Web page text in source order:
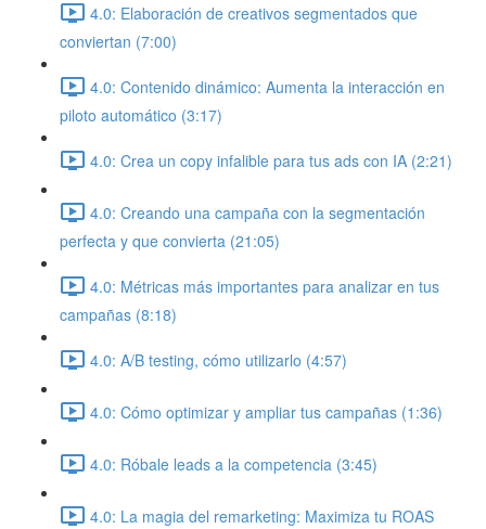
4.0: Elaboración de creativos segmentados que
conviertan (7:00)
4.0: Contenido dinámico: Aumenta la interacción en
piloto automático (3:17)
4.0: Crea un copy infalible para tus ads con IA (2:21)
4.0: Creando una campaña con la segmentación
perfecta y que convierta (21:05)
4.0: Métricas más importantes para analizar en tus
campañas (8:18)
4.0: A/B testing, cómo utilizarlo (4:57)
4.0: Cómo optimizar y ampliar tus campañas (1:36)
4.0: Róbale leads a la competencia (3:45)
4.0: La magia del remarketing: Maximiza tu ROAS